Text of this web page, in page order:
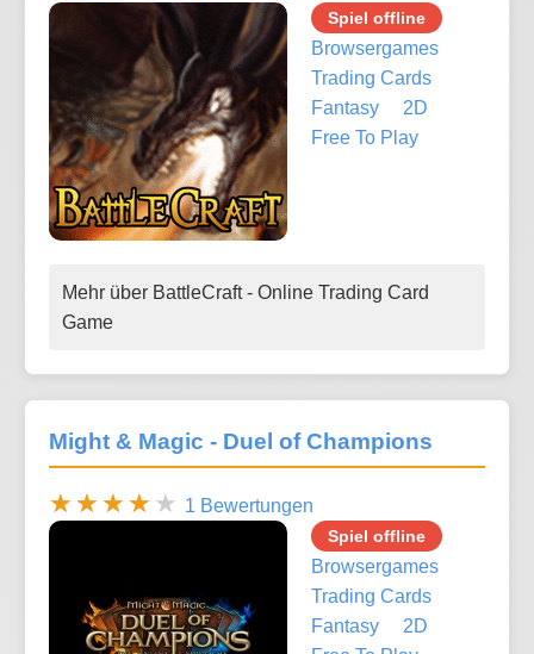
Spiel offline
Browsergames
Trading Cards
Fantasy
2D
Free To Play
Mehr über BattleCraft - Online Trading Card
Game
Might & Magic - Duel of Champions
1 Bewertungen
Spiel offline
Browsergames
Trading Cards
Fantasy
2D